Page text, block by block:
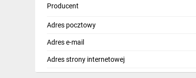
Producent
Adres pocztowy
Adres e-mail
Adres strony internetowej